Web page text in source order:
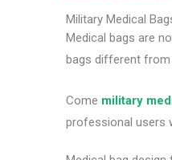
Military Medical
Medical bags are
bags different from
Come military
professional users